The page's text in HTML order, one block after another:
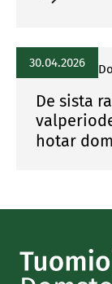
30.04.2026
De sista
hotar